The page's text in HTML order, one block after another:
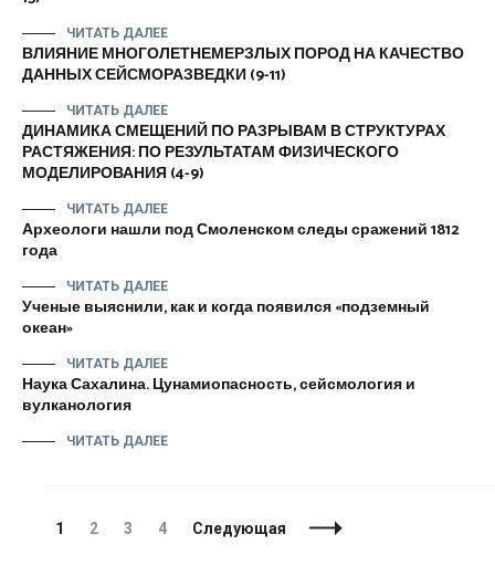
ЧИТАТЬ ДАЛЕЕ
ВЛИЯНИЕ МНОГОЛЕТНЕМЕРЗЛЫХ ПОРОД НА КАЧЕСТВО
ДАННЫХ СЕЙСМОРАЗВЕДКИ (9-11)
ЧИТАТЬ ДАЛЕЕ
ДИНАМИКА СМЕЩЕНИЙ ПО РАЗРЫВАМ В СТРУКТУРАХ
РАСТЯЖЕНИЯ: ПО РЕЗУЛЬТАТАМ ФИЗИЧЕСКОГО
МОДЕЛИРОВАНИЯ (4-9)
ЧИТАТЬ ДАЛЕЕ
Археологи нашли под Смоленском следы сражений 1812
года
ЧИТАТЬ ДАЛЕЕ
Ученые выяснили, как и когда появился «подземный
океан»
ЧИТАТЬ ДАЛЕЕ
Наука Сахалина. Цунамиопасность, сейсмология и
вулканология
ЧИТАТЬ ДАЛЕЕ
Навигация
Страница
1 Страница
2 Страница
3 Страница
4 Следующая